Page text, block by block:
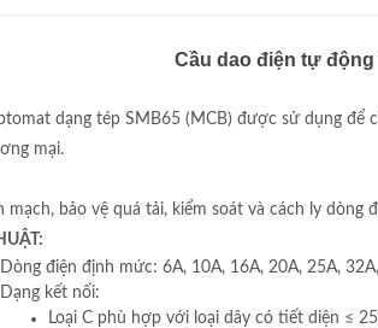
Cầu dao điện tự động
dạng tép SMB65 (MCB) được sử dụng để
mại.
mạch, bảo vệ quá tải, kiểm soát và cách ly dòng
Dòng điện định mức: 6A, 10A, 16A, 20A, 25A,
Dạng kết nối:
Loại C phù hợp với loại dây có tiết diện ≤